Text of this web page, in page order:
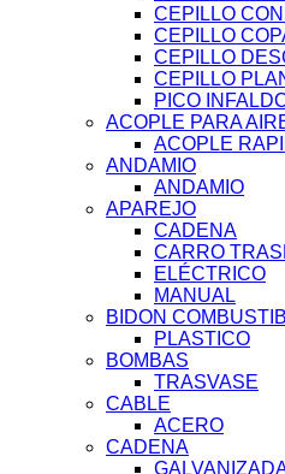
CEPILLO
CEPILLO
CEPILLO
CEPILLO
PICO
ACOPLE PARA
ACOPLE
ANDAMIO
ANDAMIO
APAREJO
CADENA
CARRO
ELÉCTRICO
MANUAL
BIDON
PLASTICO
BOMBAS
TRASVASE
CABLE
ACERO
CADENA